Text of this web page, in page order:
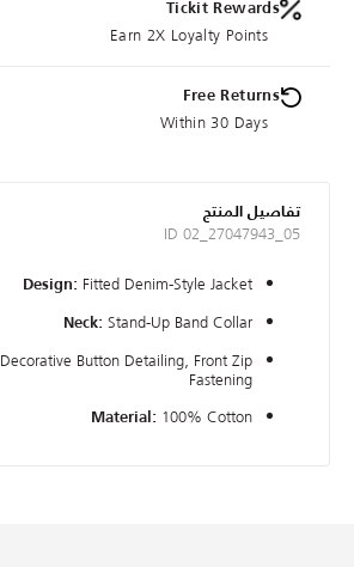
Tickit Rewards
Earn 2X Loyalty Points
Free Returns
Within 30 Days
تفاصيل المنتج
ID 02_27047943_05
Design: Fitted Denim-Style Jacket
Neck: Stand-Up Band Collar
Decorative Button Detailing, Front Zip
Fastening
Material: 100% Cotton